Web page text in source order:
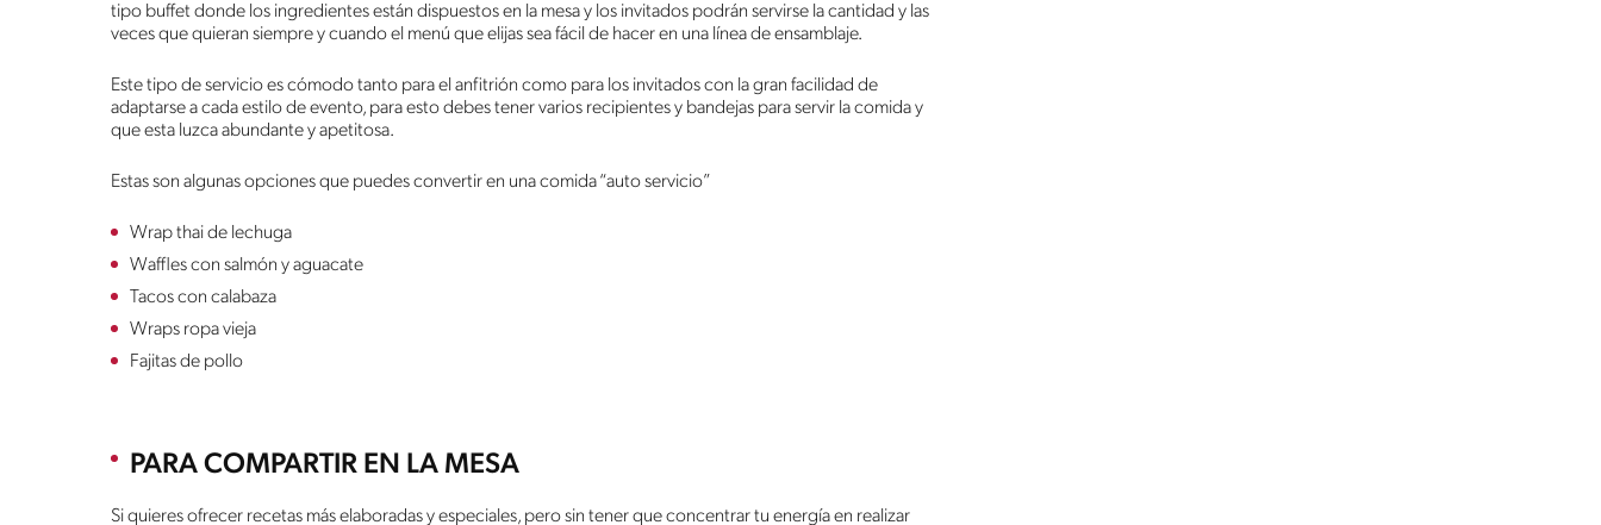
tipo buffet donde los ingredientes están dispuestos en la mesa y los invitados podrán servirse la cantidad y las
veces que quieran siempre y cuando el menú que elijas sea fácil de hacer en una línea de ensamblaje.
Este tipo de servicio es cómodo tanto para el anfitrión como para los invitados con la gran facilidad de
adaptarse a cada estilo de evento, para esto debes tener varios recipientes y bandejas para servir la comida y
que esta luzca abundante y apetitosa.
Estas son algunas opciones que puedes convertir en una comida “auto servicio”
Wrap thai de lechuga
Waffles con salmón y aguacate
Tacos con calabaza
Wraps ropa vieja
Fajitas de pollo
PARA COMPARTIR EN LA MESA
Si quieres ofrecer recetas más elaboradas y especiales, pero sin tener que concentrar tu energía en realizar